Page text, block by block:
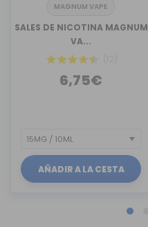
MAGNUM VAPE
SALES DE NICOTINA MAGNUM
VA...
(12)
6,75€
AÑADIR A LA CESTA